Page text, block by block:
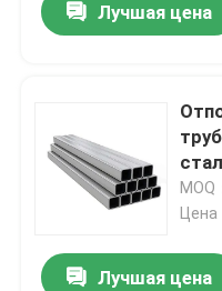
Лучшая цена
MOQ
Цена
Лучшая цена